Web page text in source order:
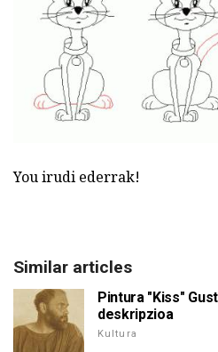
You irudi ederrak!
Similar articles
Pintura "Kiss"
deskripzioa
Kultura